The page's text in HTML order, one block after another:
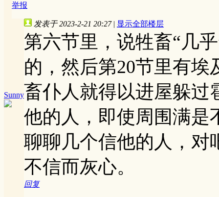
举报
Sunny
发表于 2023-2-21 20:27 | 显示全部楼层
第六节里，说牲畜“几
的，然后第20节里有
畜仆人就得以进屋躲过
他的人，即使周围满是
聊聊几个信他的人，对
不信而灰心。
回复